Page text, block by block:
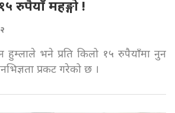
रुपैयाँ महङ्गो !
हुम्लाले भने प्रति किलो १५ रुपैयाँमा नुन
प्रकट गरेको छ ।